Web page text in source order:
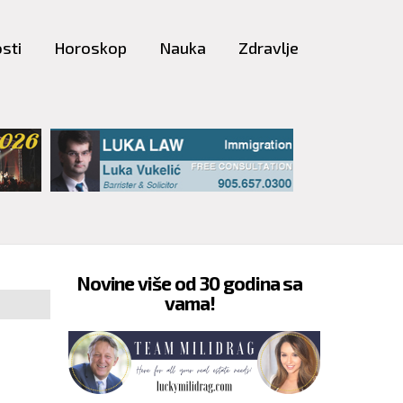
Horoskop Nauka Zdravlje
Novine više od 30 godina sa
vama!